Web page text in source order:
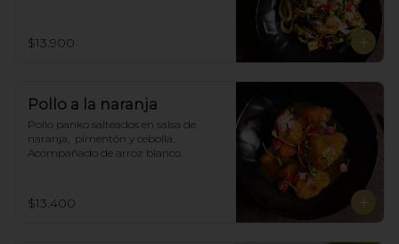
$13.900
Pollo a la naranja
Pollo panko salteados en salsa de
naranja,  pimentón y cebolla.
Acompañado de arroz blanco.
$13.400